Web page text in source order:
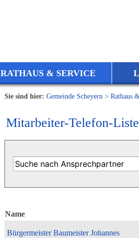
RATHAUS & SERVICE
Sie sind hier: Gemeinde Scheyern > Rathaus
Mitarbeiter-Telefon-Liste
Name
Bürgermeister Baumeister Johannes